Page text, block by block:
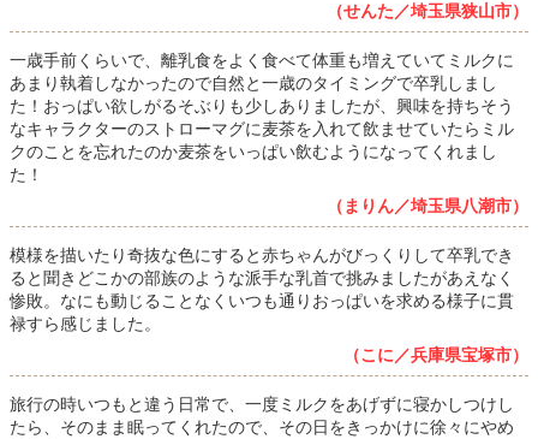
（せんた／埼玉県狭山市）
一歳手前くらいで、離乳食をよく食べて体重も増えていてミルクに
あまり執着しなかったので自然と一歳のタイミングで卒乳しまし
た！おっぱい欲しがるそぶりも少しありましたが、興味を持ちそう
なキャラクターのストローマグに麦茶を入れて飲ませていたらミル
クのことを忘れたのか麦茶をいっぱい飲むようになってくれまし
た！
（まりん／埼玉県八潮市）
模様を描いたり奇抜な色にすると赤ちゃんがびっくりして卒乳でき
ると聞きどこかの部族のような派手な乳首で挑みましたがあえなく
惨敗。なにも動じることなくいつも通りおっぱいを求める様子に貫
禄すら感じました。
（こに／兵庫県宝塚市）
旅行の時いつもと違う日常で、一度ミルクをあげずに寝かしつけし
たら、そのまま眠ってくれたので、その日をきっかけに徐々にやめ